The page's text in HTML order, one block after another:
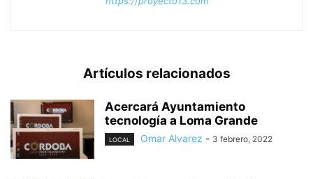
Artículos relacionados
Acercará Ayuntamiento
tecnología a Loma Grande
LOCAL Omar Alvarez - 3 febrero, 2022